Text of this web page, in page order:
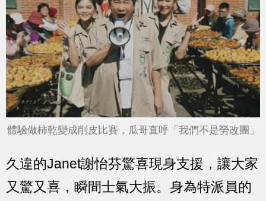
體驗做柿乾變成削皮比賽，瓜哥直呼「我們不是勞改團」
久違的Janet謝怡芬驚喜現身支援，讓大家
又驚又喜，瞬間士氣大振。身為特派員的